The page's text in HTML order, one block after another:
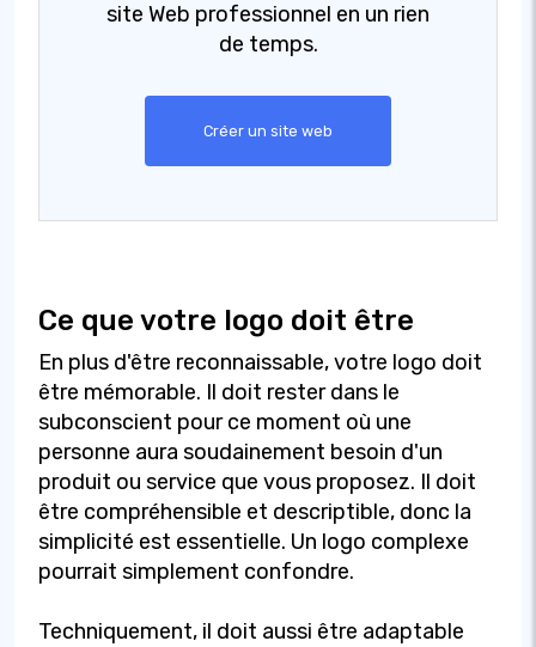
site Web professionnel en un rien
de temps.
Créer un site web
Ce que votre logo doit être
En plus d'être reconnaissable, votre logo doit
être mémorable. Il doit rester dans le
subconscient pour ce moment où une
personne aura soudainement besoin d'un
produit ou service que vous proposez. Il doit
être compréhensible et descriptible, donc la
simplicité est essentielle. Un logo complexe
pourrait simplement confondre.
Techniquement, il doit aussi être adaptable